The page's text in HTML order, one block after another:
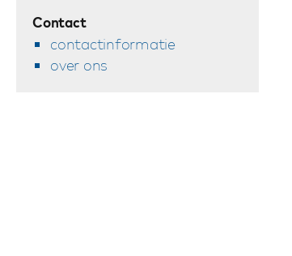
Contact
contactinformatie
over ons